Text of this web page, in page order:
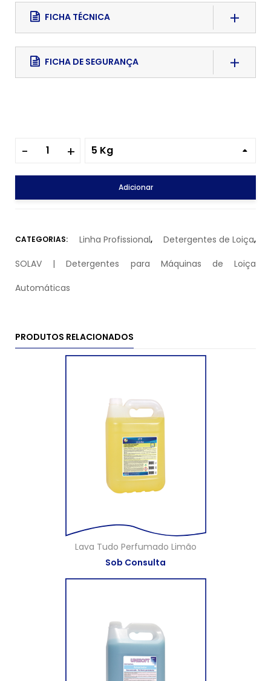
FICHA TÉCNICA
FICHA DE SEGURANÇA
5 Kg
Adicionar
CATEGORIAS: Linha Profissional, Detergentes de Loiça,
SOLAV | Detergentes para Máquinas de Loiça
Automáticas
PRODUTOS RELACIONADOS
Lava Tudo Perfumado Limão
Sob Consulta